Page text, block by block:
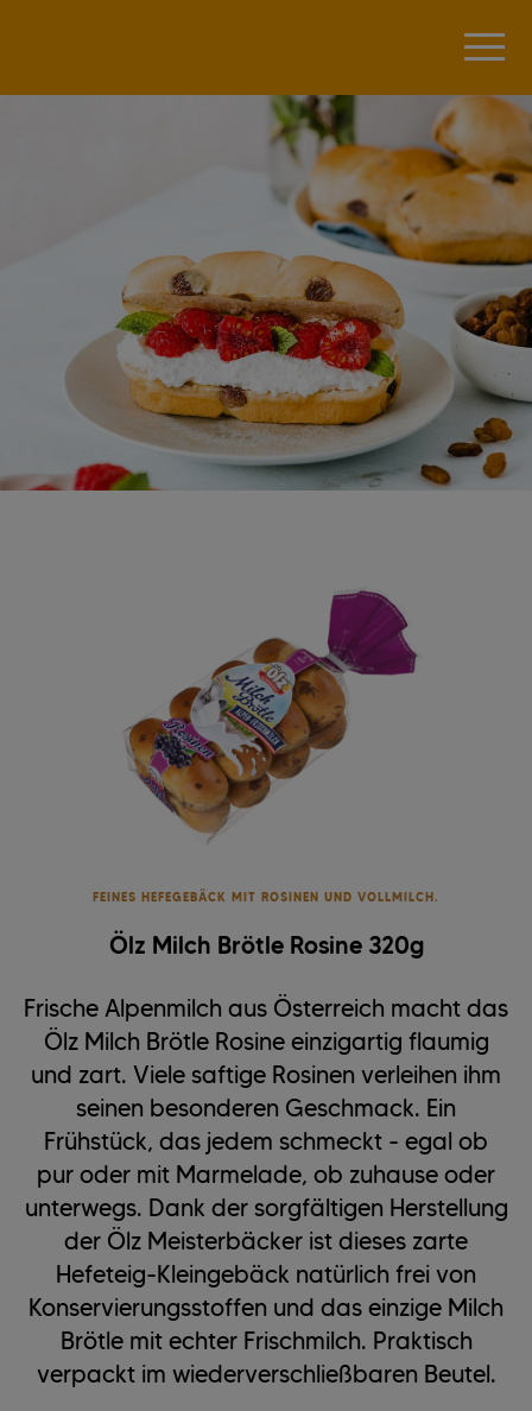
FEINES HEFEGEBÄCK MIT ROSINEN UND VOLLMILCH.
Ölz Milch Brötle Rosine 320g
Frische Alpenmilch aus Österreich macht das
Ölz Milch Brötle Rosine einzigartig flaumig
und zart. Viele saftige Rosinen verleihen ihm
seinen besonderen Geschmack. Ein
Frühstück, das jedem schmeckt - egal ob
pur oder mit Marmelade, ob zuhause oder
unterwegs. Dank der sorgfältigen Herstellung
der Ölz Meisterbäcker ist dieses zarte
Hefeteig-Kleingebäck natürlich frei von
Konservierungsstoffen und das einzige Milch
Brötle mit echter Frischmilch. Praktisch
verpackt im wiederverschließbaren Beutel.